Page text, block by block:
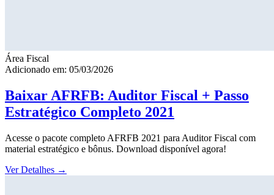
Área Fiscal
Adicionado em: 05/03/2026
Baixar AFRFB: Auditor Fiscal + Passo
Estratégico Completo 2021
Acesse o pacote completo AFRFB 2021 para Auditor Fiscal com
material estratégico e bônus. Download disponível agora!
Ver Detalhes →